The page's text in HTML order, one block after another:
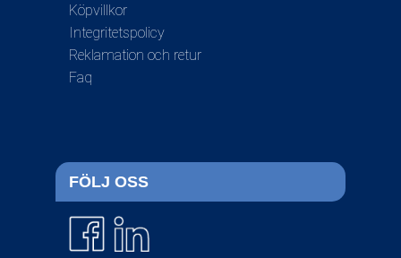
Köpvillkor
Integritetspolicy
Reklamation och retur
Faq
FÖLJ OSS